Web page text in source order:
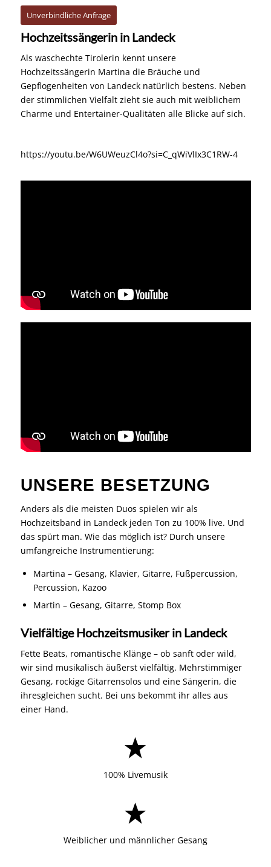
Unverbindliche Anfrage
Hochzeitssängerin in Landeck
Als waschechte Tirolerin kennt unsere
Hochzeitssängerin Martina die Bräuche und
Gepflogenheiten von Landeck natürlich bestens. Neben
der stimmlichen Vielfalt zieht sie auch mit weiblichem
Charme und Entertainer-Qualitäten alle Blicke auf sich.
https://youtu.be/W6UWeuzCl4o?si=C_qWiVlIx3C1RW-4
UNSERE BESETZUNG
Anders als die meisten Duos spielen wir als
Hochzeitsband in Landeck jeden Ton zu 100% live. Und
das spürt man. Wie das möglich ist? Durch unsere
umfangreiche Instrumentierung:
Martina – Gesang, Klavier, Gitarre, Fußpercussion,
Percussion, Kazoo
Martin – Gesang, Gitarre, Stomp Box
Vielfältige Hochzeitsmusiker in Landeck
Fette Beats, romantische Klänge – ob sanft oder wild,
wir sind musikalisch äußerst vielfältig. Mehrstimmiger
Gesang, rockige Gitarrensolos und eine Sängerin, die
ihresgleichen sucht. Bei uns bekommt ihr alles aus
einer Hand.
100% Livemusik
Weiblicher und männlicher Gesang